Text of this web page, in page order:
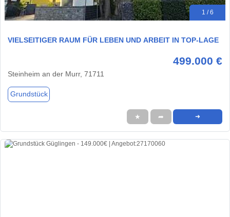
1 / 6
VIELSEITIGER RAUM FÜR LEBEN UND ARBEIT IN TOP-LAGE
499.000 €
Steinheim an der Murr, 71711
Grundstück
★ ➦ ➜